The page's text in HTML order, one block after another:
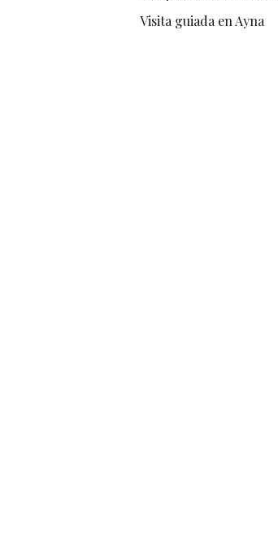
Visita guiada en Ayna